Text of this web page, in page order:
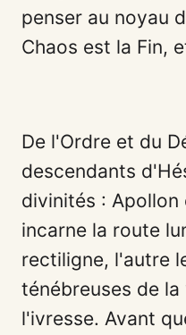
penser au noyau
Chaos est la Fin,
De l'Ordre et du
descendants
divinités : Apollon
incarne la route
rectiligne, l'autre
ténébreuses de
l'ivresse. Avant